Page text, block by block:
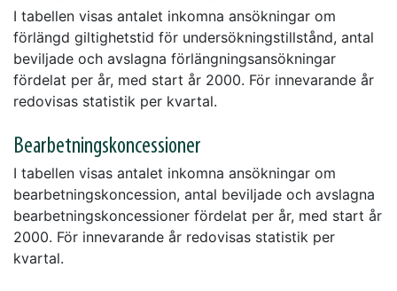
I tabellen visas antalet inkomna ansökningar om
förlängd giltighetstid för undersökningstillstånd, antal
beviljade och avslagna förlängningsansökningar
fördelat per år, med start år 2000. För innevarande år
redovisas statistik per kvartal.
Bearbetningskoncessioner
I tabellen visas antalet inkomna ansökningar om
bearbetningskoncession, antal beviljade och avslagna
bearbetningskoncessioner fördelat per år, med start år
2000. För innevarande år redovisas statistik per
kvartal.